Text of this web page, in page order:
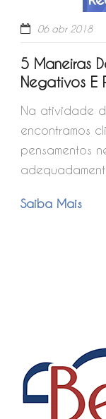
06 abr 2018
5 Maneiras
Negativos E
Na atividade
encontramos
pensamentos
Saiba Mais